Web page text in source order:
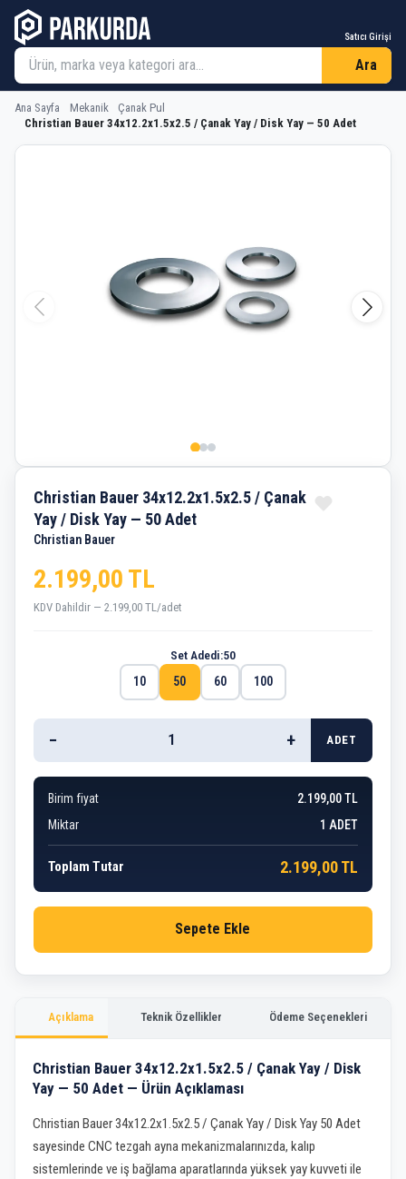
Satıcı Girişi
Ara
Ana Sayfa Mekanik
Çanak Pul
Christian Bauer 34x12.2x1.5x2.5 / Çanak Yay / Disk Yay — 50 Adet
Christian Bauer 34x12.2x1.5x2.5 /
Açıklama Teknik Özellikler Ödeme Seçenekleri
Christian Bauer 34x12.2x1.5x2.5 / Çanak Yay / Disk
Yay — 50 Adet — Ürün Açıklaması
Christian Bauer 34x12.2x1.5x2.5 / Çanak Yay / Disk Yay 50 Adet
sayesinde CNC tezgah ayna mekanizmalarınızda, kalıp
sistemlerinde ve iş bağlama aparatlarında yüksek yay kuvveti ile
Christian Bauer 34x12.2x1.5x2.5 / Çanak
Yay / Disk Yay — 50 Adet
Christian Bauer
2.199,00 TL
KDV Dahildir — 2.199,00 TL/adet
Set Adedi:50
10
50 60 100
− + ADET
Birim fiyat
2.199,00 TL
Miktar
1 ADET
Toplam Tutar 2.199,00 TL
Sepete Ekle